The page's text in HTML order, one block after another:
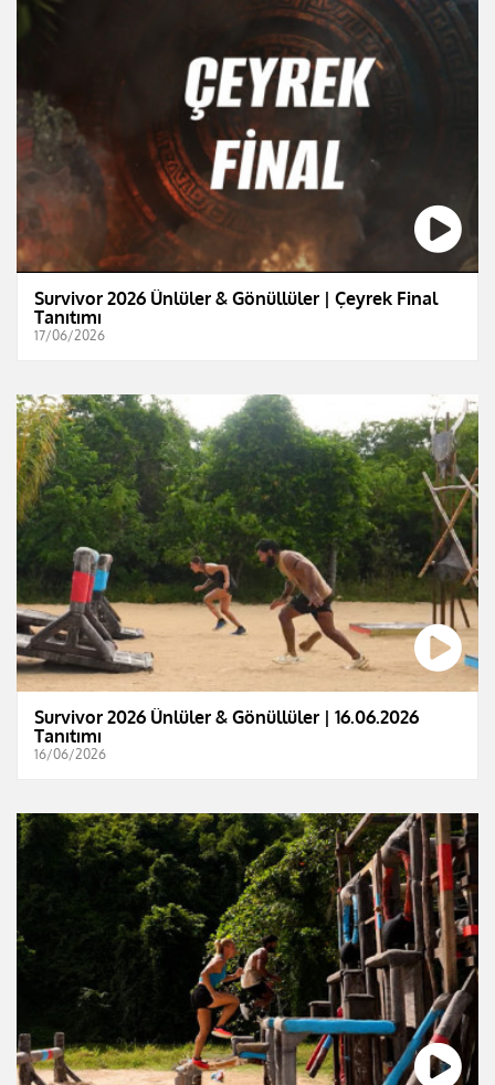
Survivor 2026 Ünlüler & Gönüllüler | Çeyrek Final
Tanıtımı
17/06/2026
Survivor 2026 Ünlüler & Gönüllüler | 16.06.2026
Tanıtımı
16/06/2026